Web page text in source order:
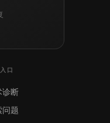
口
诊断
问题